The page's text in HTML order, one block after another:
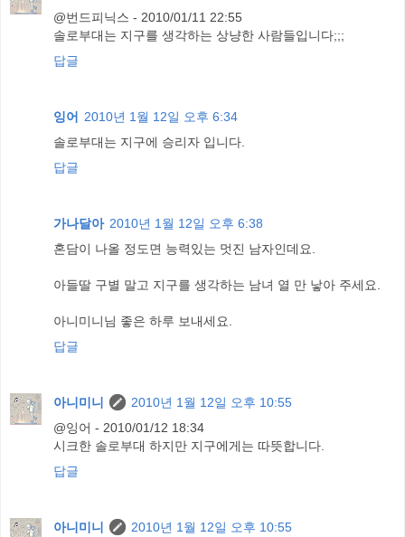
@번드피닉스 - 2010/01/11 22:55
솔로부대는 지구를 생각하는 상냥한 사람들입니다;;;
답글
잉어 2010년 1월 12일 오후 6:34
솔로부대는 지구에 승리자 입니다.
답글
가나달아 2010년 1월 12일 오후 6:38
혼담이 나올 정도면 능력있는 멋진 남자인데요.
아들딸 구별 말고 지구를 생각하는 남녀 열 만 낳아 주세요.
아니미니님 좋은 하루 보내세요.
답글
아니미니
2010년 1월 12일 오후 10:55
@잉어 - 2010/01/12 18:34
시크한 솔로부대 하지만 지구에게는 따뜻합니다.
답글
아니미니
2010년 1월 12일 오후 10:55